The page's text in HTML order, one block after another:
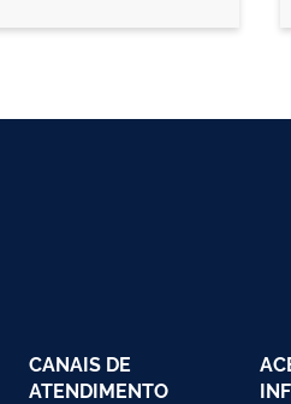
CANAIS DE
ATENDIMENTO